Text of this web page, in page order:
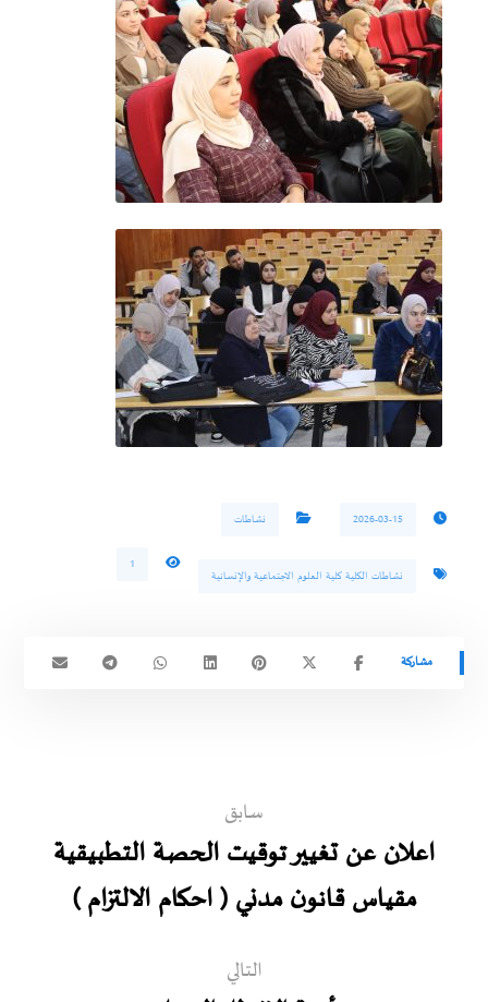
2026-03-15 نشاطات
نشاطات الكلية كلية العلوم الاجتماعية والإنسانية
1
سابق
اعلان عن تغيير توقيت الحصة التطبيقية
مقياس قانون مدني ( احكام الالتزام )
التالي